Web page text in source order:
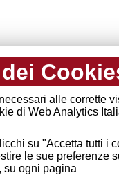
alle corrette
di Web Analytics
su "Accetta tutti
le sue preferenze
su ogni pagina